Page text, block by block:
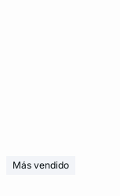
Más vendido